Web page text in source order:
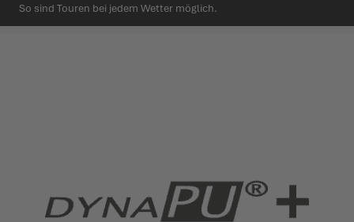
So sind Touren bei jedem Wetter möglich.